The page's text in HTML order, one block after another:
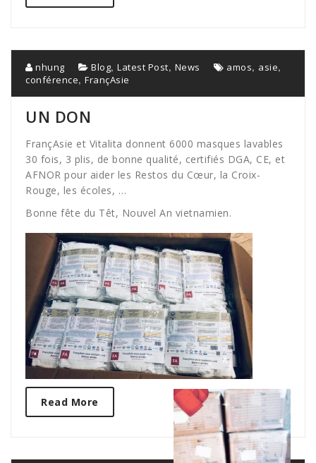
nhung Blog, Latest Post, News amos, asie,
conférence, FrançAsie
UN DON
FrançAsie et Vitalita donnent 6000 masques lavables
30 fois, 3 plis, de bonne qualité, certifiés DGA, CE, et
AFNOR pour aider les Restos du Cœur, la Croix-
Rouge, les écoles, …
Bonne fête du Têt, Nouvel An vietnamien.
Read More